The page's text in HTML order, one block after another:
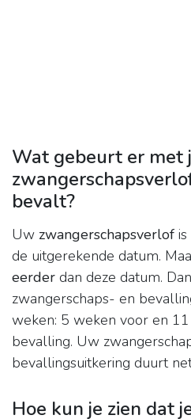
Wat gebeurt er met
bevalt?
Uw zwangerschapsverlof
de uitgerekende datum.
eerder dan deze datum.
zwangerschaps- en
weken: 5 weken voor en
bevalling. Uw
bevallingsuitkering duurt
Hoe kun je zien dat